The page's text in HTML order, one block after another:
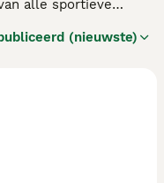
alle sportieve
(nieuwste)